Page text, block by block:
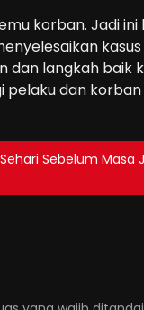
korban. Jadi ini
langkah baik
dan
Sebelum